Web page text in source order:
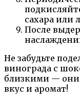
сахара или
После
Не забудьте
винограда с
близкими — они
вкус и аромат!